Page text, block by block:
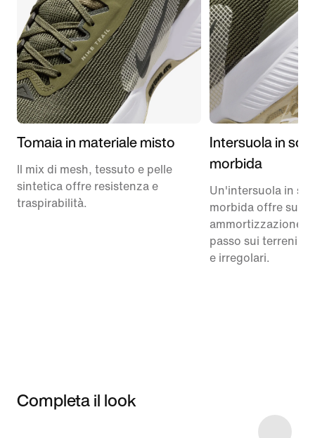
Tomaia in materiale misto
Il mix di mesh, tessuto e pelle
sintetica offre resistenza e
traspirabilità.
Intersuola in
morbida
Un'intersuola in
morbida offre
ammortizzazione a
passo sui terreni
e irregolari.
Completa il look